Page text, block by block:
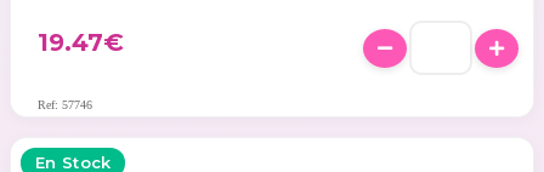
19.47€
Ref: 57746
En Stock